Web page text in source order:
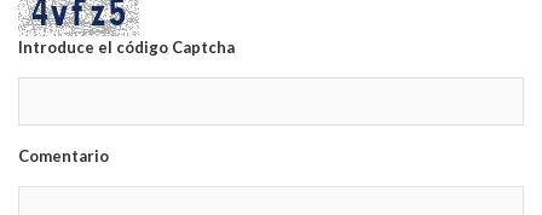
Introduce el código Captcha
Comentario